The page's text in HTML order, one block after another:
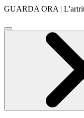
GUARDA ORA |
Clicca